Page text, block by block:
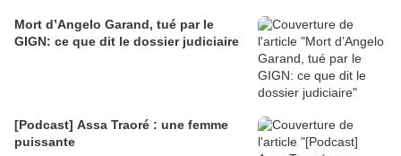
Mort d’Angelo Garand, tué par le
GIGN: ce que dit le dossier judiciaire
[Podcast] Assa Traoré : une femme
puissante